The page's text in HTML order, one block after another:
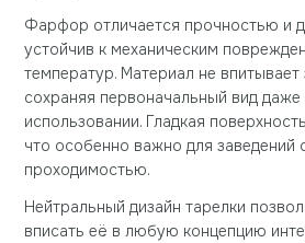
Фарфор отличается прочностью и
устойчив к механическим
температур. Материал не впитывает
сохраняя первоначальный вид
использовании. Гладкая
что особенно важно для заведений
проходимостью.
Нейтральный дизайн тарелки
вписать её в любую концепцию